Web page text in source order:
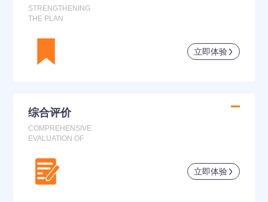
STRENGTHENING
THE PLAN
立即体验
综合评价
COMPREHENSIVE
EVALUATION OF
立即体验